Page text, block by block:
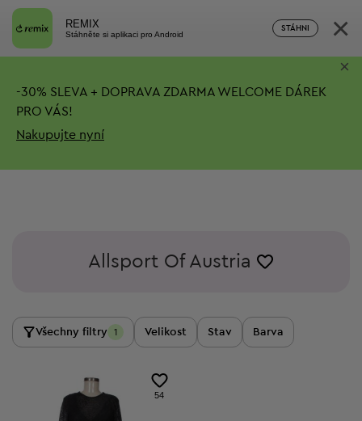
REMIX
Stáhněte si aplikaci pro Android
STÁHNI ×
-30% SLEVA + DOPRAVA ZDARMA WELCOME DÁREK
PRO VÁS!
Nakupujte nyní
×
Allsport Of Austria
Všechny filtry 1 Velikost Stav Barva
54